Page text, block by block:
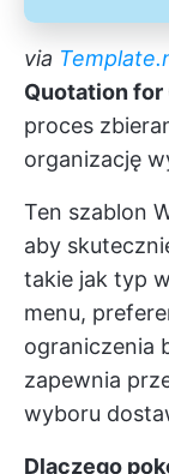
via
Quotation
proces
organizację
Ten szablon
aby
takie jak typ
menu,
ograniczenia
zapewnia
wyboru
Dlaczego